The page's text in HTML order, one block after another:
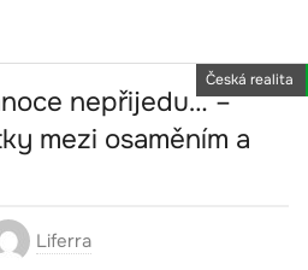
Česká realita
nepřijedu… –
mezi osaměním a
Liferra